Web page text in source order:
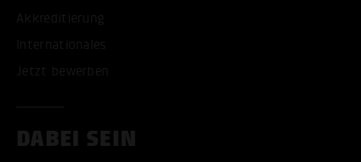
Akkreditierung
Internationales
Jetzt bewerben
DABEI SEIN